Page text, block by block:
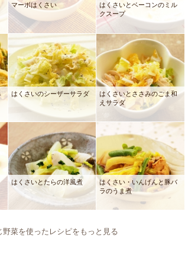
マーボはくさい
はくさいとベーコンのミル
クスープ
はくさいのシーザーサラダ
はくさいとささみのごま和
えサラダ
はくさいとたらの洋風煮
はくさい・いんげんと豚バ
ラのうま煮
野菜を使ったレシピをもっと見る